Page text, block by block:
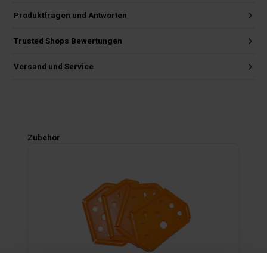
Produktfragen und Antworten
Trusted Shops Bewertungen
Versand und Service
Produktgalerie überspringen
Zubehör